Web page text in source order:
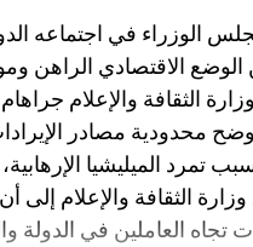
الوزراء في اجتماعه
الاقتصادي الراهن
الثقافة والإعلام
محدودية مصادر
تمرد الميليشيا
الثقافة والإعلام إلى أن
تجاه العاملين في الدولة